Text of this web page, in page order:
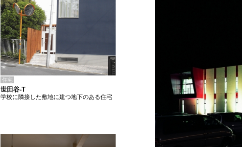
住宅
世田谷-T
学校に隣接した敷地に建つ地下のある住宅